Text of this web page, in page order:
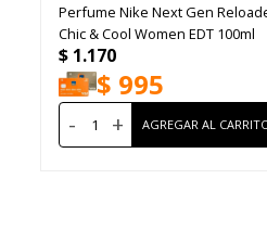
Perfume Nike Next Gen
Chic & Cool Women EDT 100ml
$ 1.170
$ 995
- +